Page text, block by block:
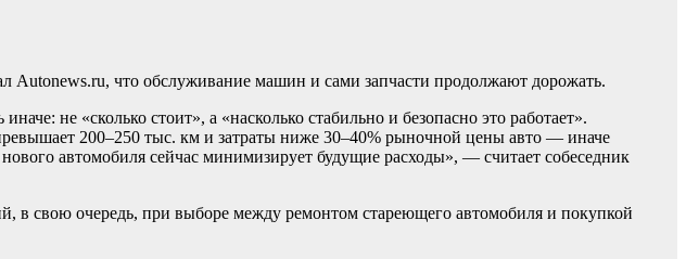
Autonews.ru, что обслуживание машин и сами запчасти продолжают дорожать.
не «сколько стоит», а «насколько стабильно и безопасно это работает».
200–250 тыс. км и затраты ниже 30–40% рыночной цены авто — иначе
автомобиля сейчас минимизирует будущие расходы», — считает собеседник
в свою очередь, при выборе между ремонтом стареющего автомобиля и покупкой